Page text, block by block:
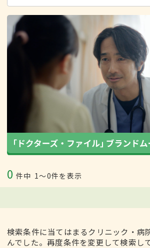
0 件中 1〜0件を表示
検索条件に当てはまるクリニック・病
んでした。再度条件を変更して検索し